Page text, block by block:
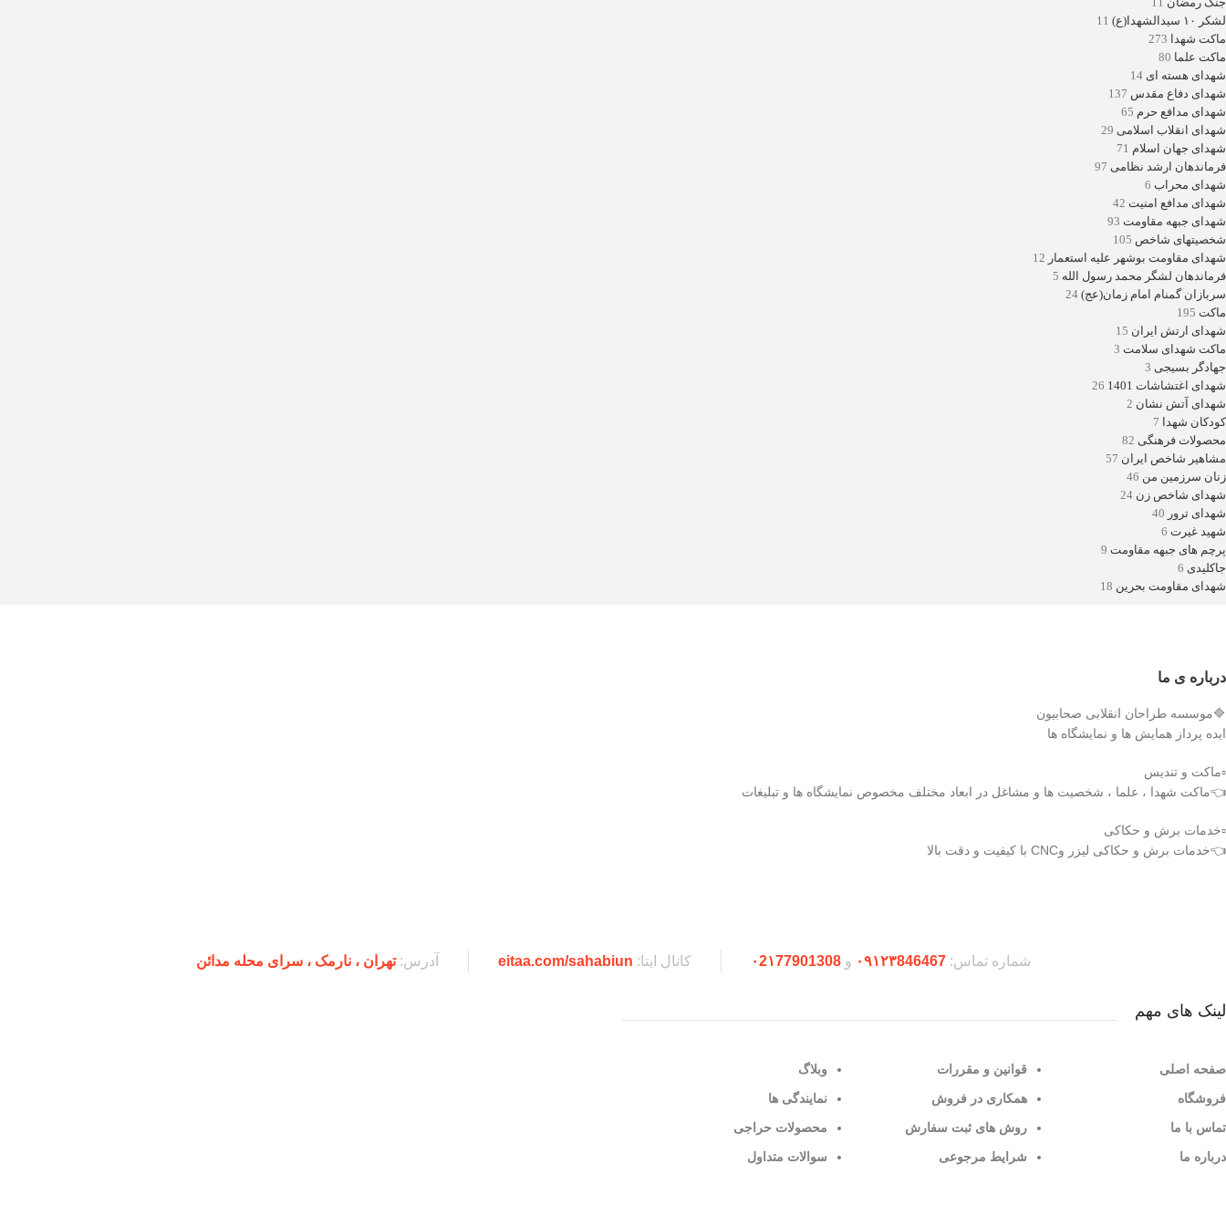
لشکر ۱۰ سیدالشهدا(ع)
11
ماکت شهدا 273
ماکت علما 80
شهدای هسته ای 14
شهدای دفاع مقدس 137
شهدای مدافع حرم 65
شهدای انقلاب اسلامی 29
شهدای جهان اسلام 71
فرماندهان ارشد نظامی 97
شهدای محراب 6
شهدای مدافع امنیت 42
شهدای جبهه مقاومت 93
شخصیتهای شاخص 105
شهدای مقاومت بوشهر علیه استعمار 12
فرماندهان لشگر محمد رسول الله 5
سربازان گمنام امام زمان(عج) 24
ماکت 195
شهدای ارتش ایران 15
ماکت شهدای سلامت 3
جهادگر بسیجی 3
شهدای اغتشاشات 1401
26
شهدای آتش نشان 2
کودکان شهدا 7
محصولات فرهنگی 82
مشاهیر شاخص ایران 57
زنان سرزمین من 46
شهدای شاخص زن 24
شهدای ترور 40
شهید غیرت 6
پرچم های جبهه مقاومت 9
جاکلیدی 6
شهدای مقاومت بحرین 18
درباره ی ما
🔷موسسه طراحان انقلابی صحابیون
ایده پرداز همایش ها و نمایشگاه ها
▫️ماکت و تندیس
👈ماکت شهدا ، علما ، شخصیت ها و مشاغل در ابعاد مختلف مخصوص نمایشگاه ها و تبلیغات
▫️خدمات برش و حکاکی
👈خدمات برش و حکاکی لیزر وCNC با کیفیت و دقت بالا
شماره تماس:۰۹۱۲۳846467 و۰2۱77901308 کانال ایتا: eitaa.com/sahabiun آدرس:تهران ،‌ نارمک ، سرای محله مدائن
لینک های مهم
صفحه اصلی
فروشگاه
تماس با ما
درباره ما
قوانین و مقررات
همکاری در فروش
روش های ثبت سفارش
شرایط مرجوعی
وبلاگ
نمایندگی ها
محصولات حراجی
سوالات متداول